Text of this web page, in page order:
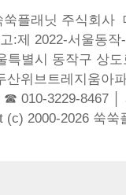
쑥플래닛 주식회사
:제 2022-서울동작
특별시 동작구 상
산위브트레지움아
☎ 010-3229-8467 │
(c) 2000-2026 쑥